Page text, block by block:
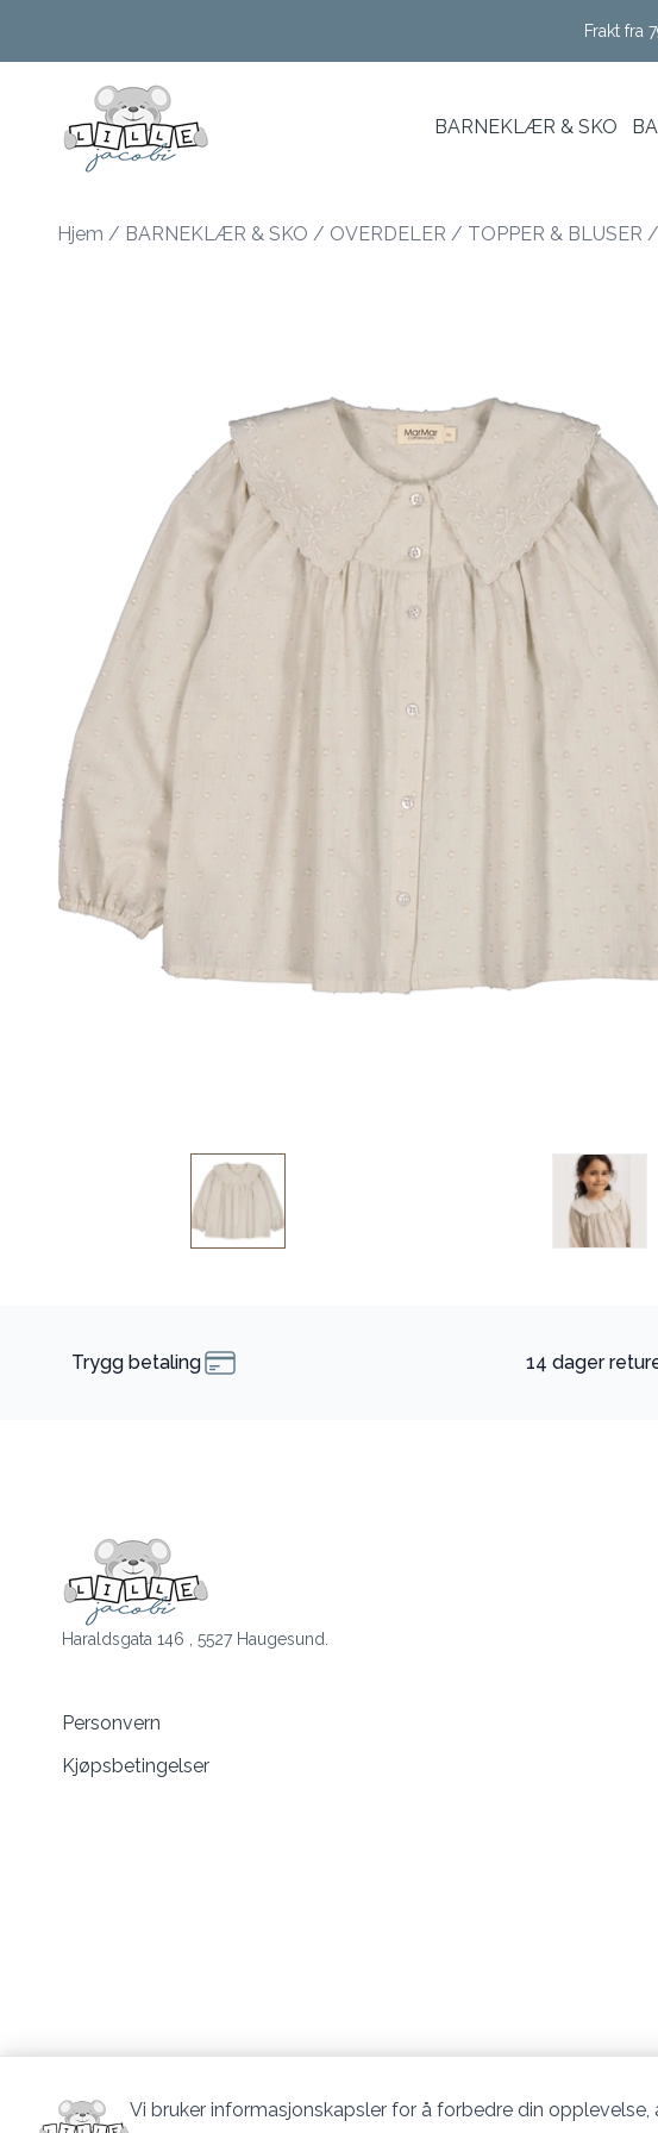
Frakt fra
BARNEKLÆR & SKO
Hjem / BARNEKLÆR & SKO / OVERDELER / TOPPER & BLUSER /
Trygg betaling 14 dager
Haraldsgata 146 , 5527 Haugesund.
Personvern
Kjøpsbetingelser
Vi bruker informasjonskapsler for å forbedre din